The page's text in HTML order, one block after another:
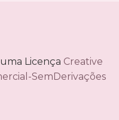
Licença Creative
SemDerivações